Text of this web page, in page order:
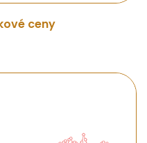
ceny